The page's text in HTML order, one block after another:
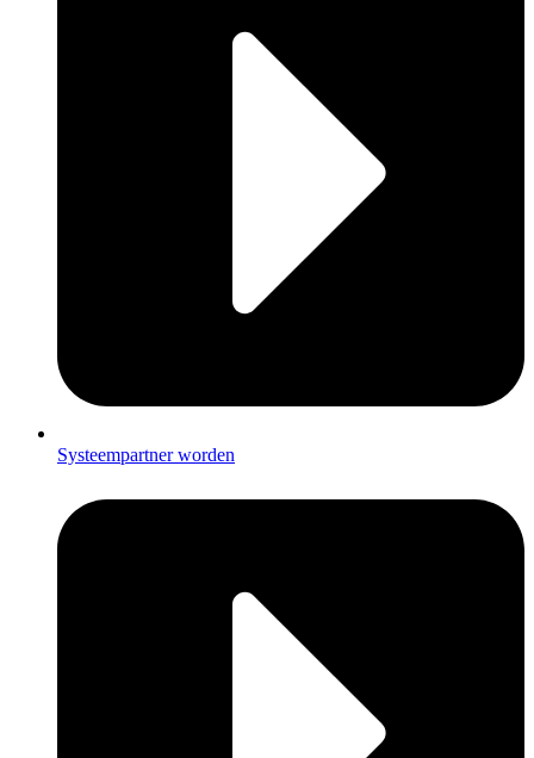
Systeempartner worden